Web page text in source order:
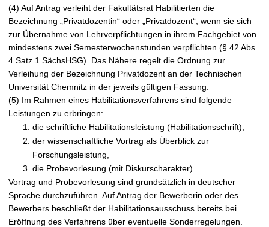
(4) Auf Antrag verleiht der Fakultätsrat Habilitierten die
Bezeichnung „Privatdozentin“ oder „Privatdozent“, wenn sie sich
zur Übernahme von Lehrverpflichtungen in ihrem Fachgebiet von
mindestens zwei Semesterwochenstunden verpflichten (§ 42 Abs.
4 Satz 1 SächsHSG). Das Nähere regelt die Ordnung zur
Verleihung der Bezeichnung Privatdozent an der Technischen
Universität Chemnitz in der jeweils gültigen Fassung.
(5) Im Rahmen eines Habilitationsverfahrens sind folgende
Leistungen zu erbringen:
die schriftliche Habilitationsleistung (Habilitationsschrift),
der wissenschaftliche Vortrag als Überblick zur
Forschungsleistung,
die Probevorlesung (mit Diskurscharakter).
Vortrag und Probevorlesung sind grundsätzlich in deutscher
Sprache durchzuführen. Auf Antrag der Bewerberin oder des
Bewerbers beschließt der Habilitationsausschuss bereits bei
Eröffnung des Verfahrens über eventuelle Sonderregelungen.